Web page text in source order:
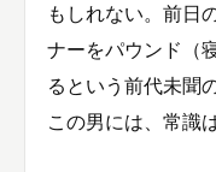
もしれない。前日
ナーをパウンド（
るという前代未聞
この男には、常識